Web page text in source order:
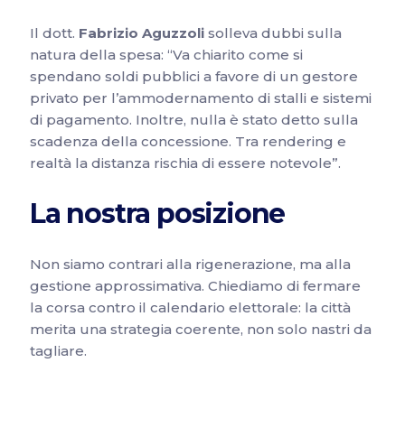
Il dott. Fabrizio Aguzzolisolleva dubbi sulla
natura della spesa: “Va chiarito come si
spendano soldi pubblici a favore di un gestore
privato per l’ammodernamento di stalli e sistemi
di pagamento. Inoltre, nulla è stato detto sulla
scadenza della concessione. Tra rendering e
realtà la distanza rischia di essere notevole”.
La nostra posizione
Non siamo contrari alla rigenerazione, ma alla
gestione approssimativa. Chiediamo di fermare
la corsa contro il calendario elettorale: la città
merita una strategia coerente, non solo nastri da
tagliare.